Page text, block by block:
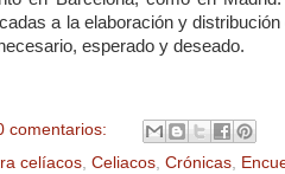
a la elaboración y
esperado y deseado.
comentarios:
celíacos Celiacos Crónicas